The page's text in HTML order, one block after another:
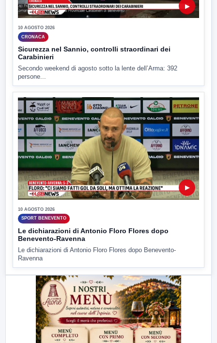
▶
10 AGOSTO 2026
CRONACA
Sicurezza nel Sannio, controlli straordinari dei
Carabinieri
Secondo weekend di agosto sotto la lente dell’Arma: 392
persone...
▶
10 AGOSTO 2026
SPORT BENEVENTO
Le dichiarazioni di Antonio Floro Flores dopo
Benevento-Ravenna
Le dichiarazioni di Antonio Floro Flores dopo Benevento-
Ravenna